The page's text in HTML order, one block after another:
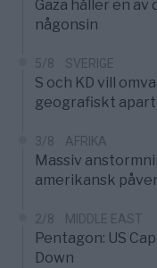
Gaza håller en
någonsin
5/8 SVERIGE
S och KD vill
geografiskt
3/8 AFRIKA
Massiv
amerikansk
2/8 MIDDLE EAST
Pentagon: US
Down